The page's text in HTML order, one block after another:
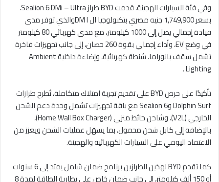
وفي فئة السيارات الهجينة، قدمت BYD طراز Sealion 6 DMi – Ultra،
بسعر 1,749,900 جنيه مصري بتكنولوجيا ال DM Iوالذي توفر مدى
قيادة إجمالي يصل إلى 1000 كيلومتر، مع مدى كهربائي 80 كيلومتر
في وضع EV، وأداء إجمالي بقوة 260 حصان، إلى جانب تجهيزات فاخرة
تشمل سقف بانوراما، شنطة كهربائية، وإضاءة داخلية Ambient
Lighting .
تأكيدًا على حرص BYD على تقديم تجربة امتلاك متكاملة، تُطرح طرازات
Dolphin Surf وSealion 6 مع باقة تجهيزات تشمل وحدة دعم الشحن
الخارجي (V2L)، وشاحن حائط منزلي (Home Wall Box Charger)،
بالإضافة إلى كابل شحن محمول، بما يسهّل عمليات الشحن ويعزز من
الاعتماد اليومي على السيارات الكهربائية والهجينة.
كما تقدم BYD لهذين الطرازين برنامج ضمان شامل يمتد إلى 6 سنوات
أو 150 ألف كيلومتر، إلى جانب ضمان خاص على بطارية الطاقة لمدة 8